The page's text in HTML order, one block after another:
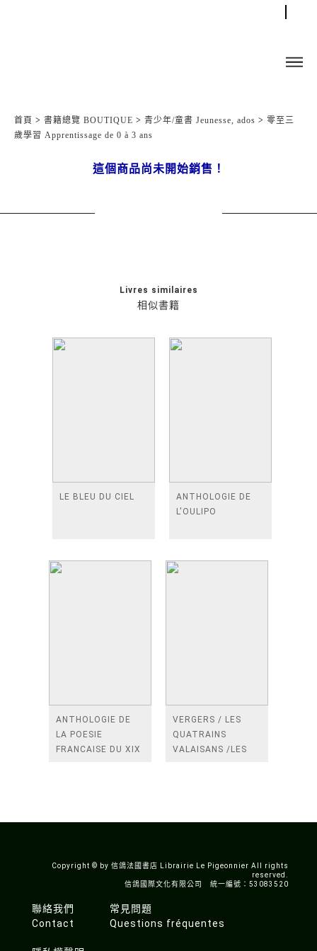
首頁 > 書籍總覽 BOUTIQUE > 青少年/童書 Jeunesse, ados > 零至三
歲學習 Apprentissage de 0 à 3 ans
這個商品尚未開始銷售！
相似書籍
Livres similaires
LE BLEU DU CIEL
ANTHOLOGIE DE
L'OULIPO
ANTHOLOGIE DE
LA POESIE
FRANCAISE DU XIX
VERGERS / LES
QUATRAINS
VALAISANS /LES
Copyright © by 信鴿法國書店 Librairie Le Pigeonnier All rights
reserved.
信鴿國際文化有限公司 統一編號：53083520
聯絡我們
Contact
常見問題
Questions fréquentes